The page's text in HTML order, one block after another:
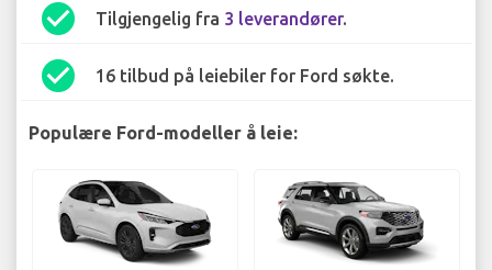
check_circle Tilgjengelig fra 3 leverandører.
check_circle 16 tilbud på leiebiler for Ford søkte.
Populære Ford-modeller å leie: